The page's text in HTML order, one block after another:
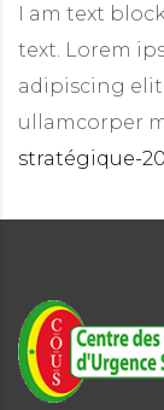
I am text
text. Lorem
adipiscing
ullamcorper
stratégique-